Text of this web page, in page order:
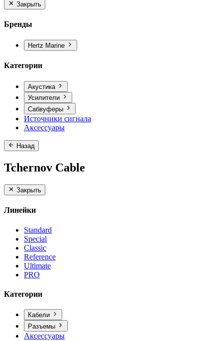
Закрыть
Бренды
Hertz Marine
Категории
Акустика
Усилители
Сабвуферы
Источники сигнала
Аксессуары
Назад
Tchernov Cable
Закрыть
Линейки
Standard
Special
Classic
Reference
Ultimate
PRO
Категории
Кабели
Разъемы
Аксессуары